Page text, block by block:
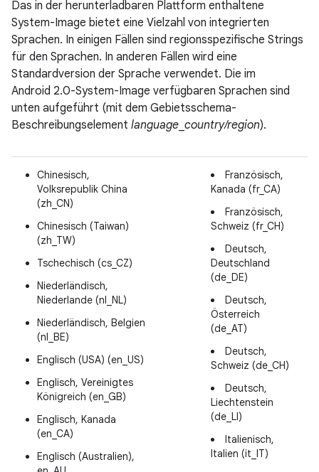
Das in der herunterladbaren Plattform enthaltene
System-Image bietet eine Vielzahl von integrierten
Sprachen. In einigen Fällen sind regionsspezifische Strings
für den Sprachen. In anderen Fällen wird eine
Standardversion der Sprache verwendet. Die im
Android 2.0-System-Image verfügbaren Sprachen sind
unten aufgeführt (mit dem Gebietsschema-
Beschreibungselement language country/region).
Chinesisch,
Volksrepublik China
(zh_CN)
Chinesisch (Taiwan)
(zh_TW)
Tschechisch (cs_CZ)
Niederländisch,
Niederlande (nl_NL)
Niederländisch, Belgien
(nl_BE)
Englisch (USA) (en_US)
Englisch, Vereinigtes
Königreich (en_GB)
Englisch, Kanada
(en_CA)
Englisch (Australien),
Französisch,
Kanada (fr_CA)
Französisch,
Schweiz (fr_CH)
Deutsch,
Deutschland
(de_DE)
Deutsch,
Österreich
(de_AT)
Deutsch,
Schweiz (de_CH)
Deutsch,
Liechtenstein
(de_LI)
Italienisch,
Italien (it_IT)